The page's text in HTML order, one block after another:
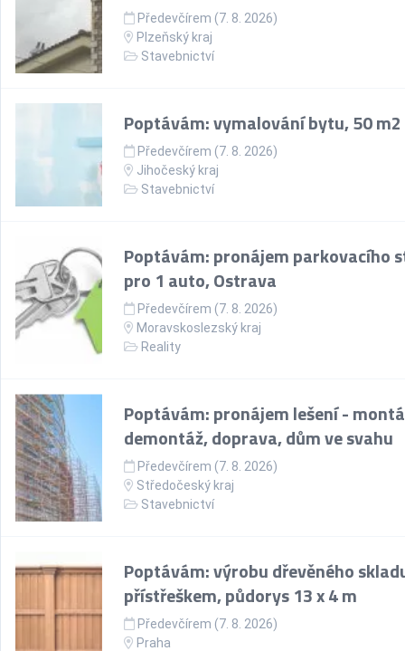
Předevčírem (7. 8. 2026)
Plzeňský kraj
Stavebnictví
Poptávám: vymalování bytu, 50 m2
Předevčírem (7. 8. 2026)
Jihočeský kraj
Stavebnictví
Poptávám: pronájem parkovacího
pro 1 auto, Ostrava
Předevčírem (7. 8. 2026)
Moravskoslezský kraj
Reality
Poptávám: pronájem lešení -
demontáž, doprava, dům ve svahu
Předevčírem (7. 8. 2026)
Středočeský kraj
Stavebnictví
Poptávám: výrobu dřevěného
přístřeškem, půdorys 13 x 4 m
Předevčírem (7. 8. 2026)
Praha